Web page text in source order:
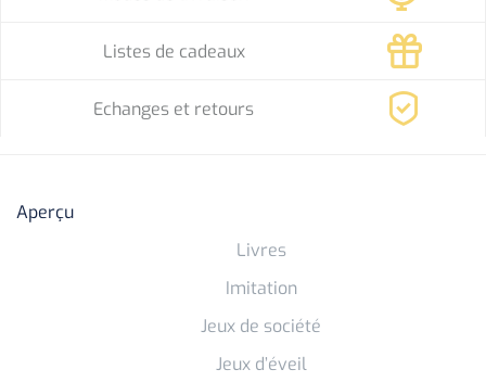
Listes de cadeaux
Echanges et retours
Aperçu
Livres
Imitation
Jeux de société
Jeux d’éveil